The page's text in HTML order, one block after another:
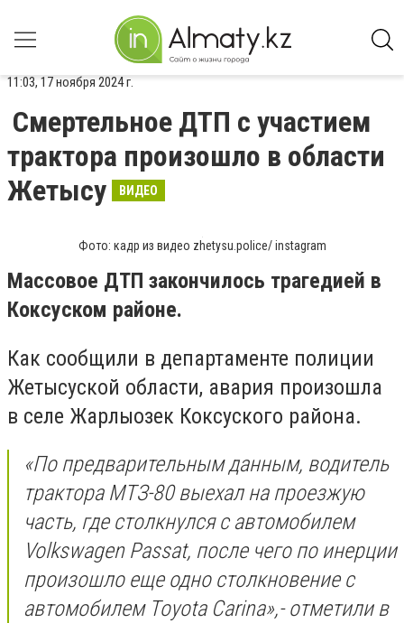
11:03, 17 ноября 2024 г.
Смертельное ДТП с участием
трактора произошло в области
Жетысу
ВИДЕО
Фото: кадр из видео zhetysu.police/ instagram
Массовое ДТП закончилось трагедией в
Коксуском районе.
Как сообщили в департаменте полиции
Жетысуской области, авария произошла
в селе Жарлыозек Коксуского района.
«По предварительным данным, водитель
трактора МТЗ-80 выехал на проезжую
часть, где столкнулся с автомобилем
Volkswagen Passat, после чего по инерции
произошло еще одно столкновение с
автомобилем Toyota Carina»,- отметили в